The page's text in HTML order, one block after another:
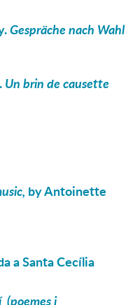
Gespräche nach Wahl
Un brin de causette
by Antoinette
a Santa Cecília
i